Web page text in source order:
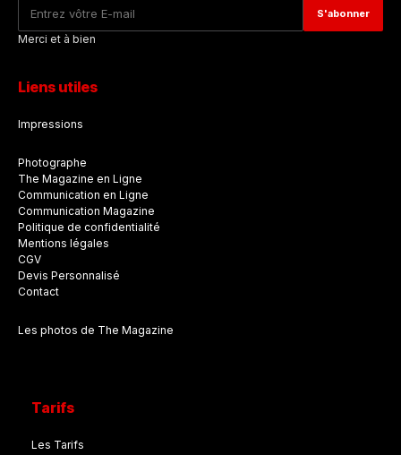
Merci et à bien
Liens utiles
Impressions
Photographe
The Magazine en Ligne
Communication en Ligne
Communication Magazine
Politique de confidentialité
Mentions légales
CGV
Devis Personnalisé
Contact
Les photos de The Magazine
Tarifs
Les Tarifs